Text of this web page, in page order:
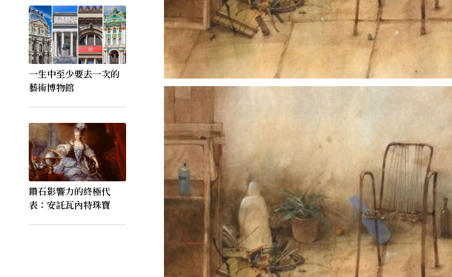
一生中至少要去一次的
藝術博物館
鑽石影響力的終極代
表：安託瓦內特珠寶